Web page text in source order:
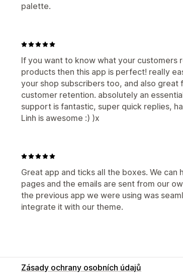
palette.
If you want to know what your customers
products then this app is perfect! really
your shop subscribers too, and also great
customer retention. absolutely an
support is fantastic, super quick replies,
Linh is awesome :) )x
Great app and ticks all the boxes. We
pages and the emails are sent from our
the previous app we were using was
integrate it with our theme.
Zásady ochrany osobních údajů